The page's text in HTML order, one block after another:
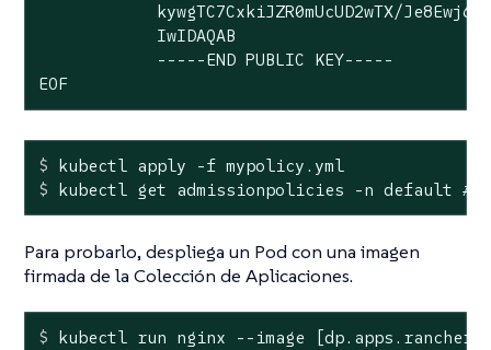
kywgTC7CxkiJZR0mUcUD2wTX/
            IwIDAQAB
            -----END PUBLIC KEY-----
EOF
$ kubectl apply -f mypolicy.yml
$ kubectl get admissionpolicies -n default #
Para probarlo, despliega un Pod con una imagen
firmada de la Colección de Aplicaciones.
$ kubectl run nginx --image